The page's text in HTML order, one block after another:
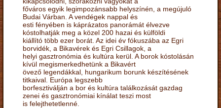
főváros egyik legimpozánsabb helyszínén, a megújuló
Budai Várban. A vendégek nappal és
esti fényében is káprázatos panorámát élvezve
kóstolhatják meg a közel 200 hazai és külföldi
kiállító több ezer borát. Az idei év fókuszába az Egri
borvidék, a Bikavérek és Egri Csillagok, a
helyi gasztronómia és kultúra kerül. A borok kóstolásán
kívül megismerkedhetünk a Bikavért
övező legendákkal, hungarikum borunk készítésének
titkaival. Európa legszebb
borfesztiválján a bor és kultúra találkozását gazdag
zenei és gasztronómiai kínálat teszi most
is felejthetetlenné.